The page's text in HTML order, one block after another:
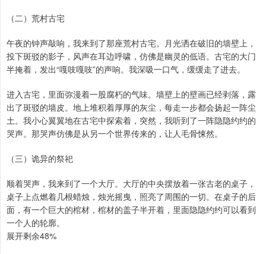
（二）荒村古宅
午夜的钟声敲响，我来到了那座荒村古宅。月光洒在破旧的墙壁上，
投下斑驳的影子，风声在耳边呼啸，仿佛是幽灵的低语。古宅的大门
半掩着，发出“嘎吱嘎吱”的声响。我深吸一口气，缓缓走了进去。
进入古宅，里面弥漫着一股腐朽的气味。墙壁上的壁画已经剥落，露
出了斑驳的墙皮。地上堆积着厚厚的灰尘，每走一步都会扬起一阵尘
土。我小心翼翼地在古宅中探索着，突然，我听到了一阵隐隐约约的
哭声。那哭声仿佛是从另一个世界传来的，让人毛骨悚然。
（三）诡异的祭祀
顺着哭声，我来到了一个大厅。大厅的中央摆放着一张古老的桌子，
桌子上点燃着几根蜡烛，烛光摇曳，照亮了周围的一切。在桌子的后
面，有一个巨大的棺材，棺材的盖子半开着，里面隐隐约约可以看到
一个人的轮廓。
展开剩余48%